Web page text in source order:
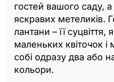
гостей вашого саду,
яскравих метеликів.
лантани – її суцвіття,
маленьких квіточок
собі одразу два або
кольори.